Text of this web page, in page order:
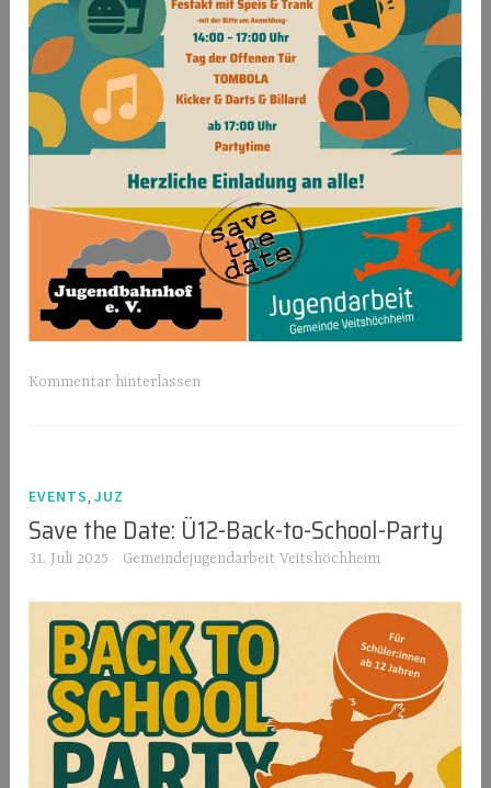
Kommentar hinterlassen
EVENTS,JUZ
Save the Date: Ü12-Back-to-School-Party
31. Juli 2025 Gemeindejugendarbeit Veitshöchheim